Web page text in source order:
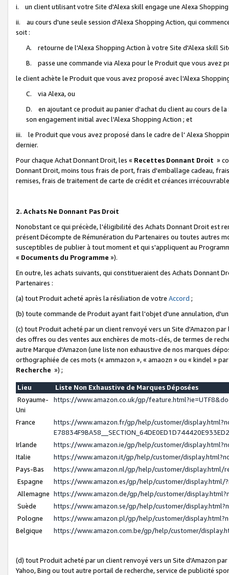
i. un client utilisant votre Site d'Alexa skill engage une Alexa
ii. au cours d'une seule session d'Alexa Shopping Action, qui
soit :
A. retourne de l'Alexa Shopping Action à votre Site d'Alexa skill
B. passe une commande via Alexa pour le Produit que vous avez
le client achète le Produit que vous avez proposé avec l'Alexa
C. via Alexa, ou
D. en ajoutant ce produit au panier d'achat du client au cours de
son engagement initial avec l'Alexa Shopping Action ; et
iii. le Produit que vous avez proposé dans le cadre de l' Alexa
dernier.
Pour chaque Achat Donnant Droit, les « Recettes Donnant Droit »
Donnant Droit, moins tous frais de port, frais d'emballage cadeau,
remises, frais de traitement de carte de crédit et créances
2. Achats Ne Donnant Pas Droit
Nonobstant ce qui précède, l'éligibilité des Achats Donnant Droit est
présent Décompte de Rémunération du Partenaires ou toutes autres
susceptibles de publier à tout moment et qui s'appliquent au
« Documents du Programme »).
En outre, les achats suivants, qui constitueraient des Achats Donnant
Partenaires :
(a) tout Produit acheté après la résiliation de votre Accord ;
(b) toute commande de Produit ayant fait l'objet d'une annulation,
(c) tout Produit acheté par un client renvoyé vers un Site d'Amazon
des offres ou des ventes aux enchères de mots-clés, de termes de
autre Marque d'Amazon (une liste non exhaustive de nos marques
orthographiée de ces mots (« ammazon », « amaozn » ou « kindel »
Recherche ») ;
Lieu
Liste Non Exhaustive de Marques Déposées
Royaume-
Uni
https://www.amazon.co.uk/gp/
France
https://www.amazon.fr/gp/help/customer/
Irlande
https://www.amazon.ie/gp/help/customer/
Italie
https://www.amazon.it/gp/help/customer/
Pays-Bas
https://www.amazon.nl/gp/help/customer/display.html/
Espagne
https://www.amazon.es/gp/help/customer/display.html/
Allemagne https://www.amazon.de/gp/help/customer/
Suède
https://www.amazon.se/gp/help/customer/
Pologne
https://www.amazon.pl/gp/help/customer/
Belgique
https://www.amazon.com.be/gp/help/customer/
(d) tout Produit acheté par un client renvoyé vers un Site d'Amazon
Yahoo, Bing ou tout autre portail de recherche, service de publicité